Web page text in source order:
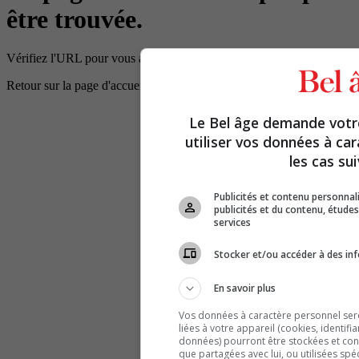
être trouvée.
Vérifiez l'URL pour vous assurer que le chemin d'accès est correct.
Retour sur la page d'accueil
Le Bel âge demande
utiliser vos données à
les cas
Publicités et contenu
publicités et du contenu,
services
Stocker et/ou accéder à des
En savoir plus
Vos données à caractère personnel
liées à votre appareil (cookies,
données) pourront être stockées et
que partagées avec lui, ou utilisées